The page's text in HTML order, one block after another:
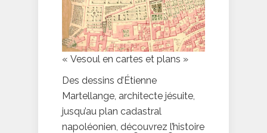
« Vesoul en cartes et plans »
Des dessins d’Étienne
Martellange, architecte jésuite,
jusqu’au plan cadastral
napoléonien, découvrez l’histoire